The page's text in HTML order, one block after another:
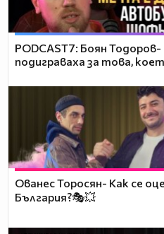
PODCAST7: ‪Боян
подиграваха за това,
Ованес Торосян- Как се
България?🎭💥